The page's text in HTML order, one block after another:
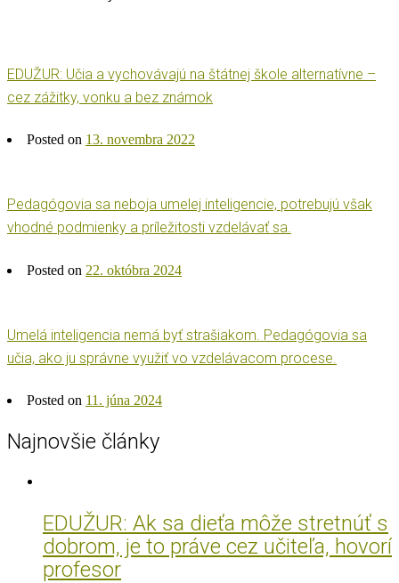
EDUŽUR: Učia a vychovávajú na štátnej škole alternatívne –
cez zážitky, vonku a bez známok
Posted on 13. novembra 2022
Pedagógovia sa neboja umelej inteligencie, potrebujú však
vhodné podmienky a príležitosti vzdelávať sa.
Posted on 22. októbra 2024
Umelá inteligencia nemá byť strašiakom. Pedagógovia sa
učia, ako ju správne využiť vo vzdelávacom procese.
Posted on 11. júna 2024
Najnovšie články
EDUŽUR: Ak sa dieťa môže stretnúť s
dobrom, je to práve cez učiteľa, hovorí
profesor